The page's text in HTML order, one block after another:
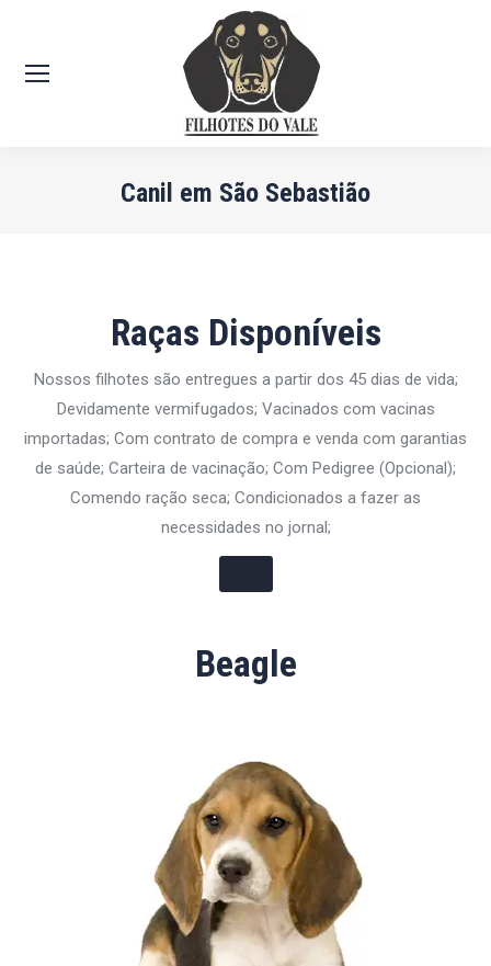
Canil em São Sebastião
Raças Disponíveis
Nossos filhotes são entregues a partir dos 45 dias de vida;
Devidamente vermifugados; Vacinados com vacinas
importadas; Com contrato de compra e venda com garantias
de saúde; Carteira de vacinação; Com Pedigree (Opcional);
Comendo ração seca; Condicionados a fazer as
necessidades no jornal;
Beagle